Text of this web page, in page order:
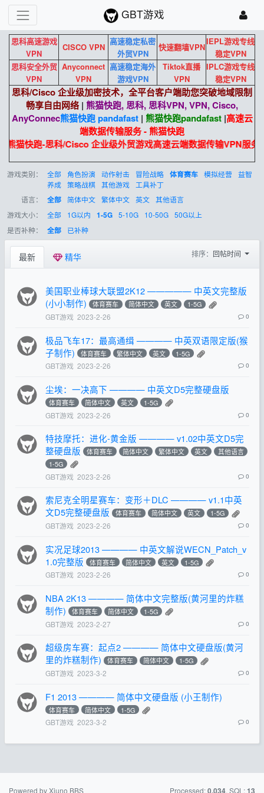
GBT游戏
思科高速游戏
VPN
CISCO VPN
高速稳定私密
外贸VPN
快速翻墙VPN
IEPL游戏专线
稳定VPN
思科安全外贸
VPN
Anyconnect
VPN
高速稳定海外
游戏VPN
Tiktok直播
VPN
IPLC游戏专线
稳定VPN
思科/Cisco 企业级加密技术，全平台客户端助您突破地域限制
畅享自由网络 | 熊猫快跑, 思科, 思科VPN, VPN, Cisco,
AnyConnec熊猫快跑 pandafast| 熊猫快跑pandafast|高速云
端数据传输服务 - 熊猫快跑
熊猫快跑-思科/Cisco 企业级外贸游戏高速云端数据传输VPN服
游戏类别： 全部 角色扮演 动作射击 冒险战略 体育赛车 模拟经营 益智
养成 策略战棋 其他游戏
工具补丁
语言：
全部 简体中文 繁体中文 英文 其他语言
游戏大小：
全部 1G以内 1-5G 5-10G 10-50G 50G以上
是否补种：
全部 已补种
最新 精华 排序： 回帖时间
美国职业棒球大联盟2K12 ————— 中英文完整版
(小小制作)
体育赛车 简体中文 英文 1-5G
GBT游戏 2023-2-26 0
极品飞车17：最高通缉 ———— 中英双语限定版(猴
子制作)
体育赛车 繁体中文 英文 1-5G
GBT游戏 2023-2-26 0
尘埃：一决高下 ———— 中英文D5完整硬盘版
体育赛车 简体中文 英文 1-5G
GBT游戏 2023-2-26 0
特技摩托：进化-黄金版 ———— v1.02中英文D5完
整硬盘版
体育赛车 简体中文 繁体中文 英文
其他语言
1-5G
GBT游戏 2023-2-26 0
索尼克全明星赛车：变形＋DLC ———— v1.1中英
文D5完整硬盘版
体育赛车 简体中文 英文 1-5G
GBT游戏 2023-2-26 0
实况足球2013 ———— 中英文解说WECN_Patch_v
1.0完整版
体育赛车 简体中文 英文 1-5G
GBT游戏 2023-2-26 0
NBA 2K13 ———— 简体中文完整版(黄河里的炸糕
制作)
体育赛车 简体中文 1-5G
GBT游戏 2023-2-27 0
超级房车赛：起点2 ———— 简体中文硬盘版(黄河
里的炸糕制作)
体育赛车 简体中文 1-5G
GBT游戏 2023-3-2 0
F1 2013 ———— 简体中文硬盘版 (小王制作)
体育赛车 简体中文 1-5G
GBT游戏 2023-3-2 0
Powered by Xiuno BBS Processed:0.034, SQL:13